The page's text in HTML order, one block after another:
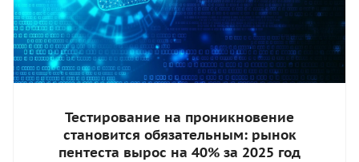
Тестирование на проникновение
становится обязательным: рынок
пентеста вырос на 40% за 2025 год